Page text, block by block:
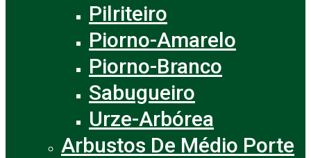
Pilriteiro
Piorno-Amarelo
Piorno-Branco
Sabugueiro
Urze-Arbórea
Arbustos De Médio Porte